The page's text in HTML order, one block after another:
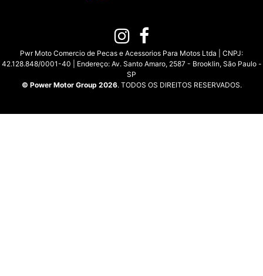
Pwr Moto Comercio de Pecas e Acessorios Para Motos Ltda | CNPJ:
42.128.848/0001-40 | Endereço: Av. Santo Amaro, 2587 - Brooklin, São Paulo -
SP
© Power Motor Group 2026. TODOS OS DIREITOS RESERVADOS.